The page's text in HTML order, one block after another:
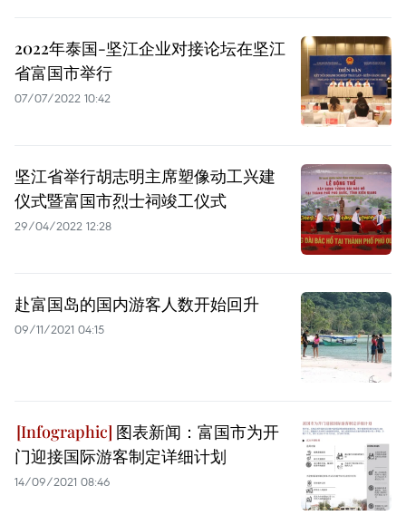
2022年泰国-坚江企业对接论坛在坚江
省富国市举行
07/07/2022 10:42
坚江省举行胡志明主席塑像动工兴建
仪式暨富国市烈士祠竣工仪式
29/04/2022 12:28
赴富国岛的国内游客人数开始回升
09/11/2021 04:15
图表新闻：富国市为开
门迎接国际游客制定详细计划
14/09/2021 08:46